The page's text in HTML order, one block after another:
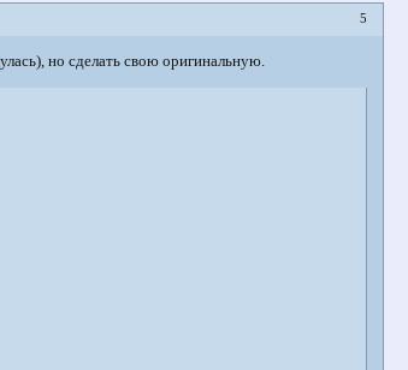
5
но сделать свою оригинальную.